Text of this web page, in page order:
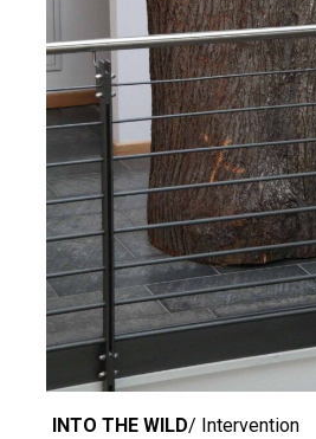
INTO THE WILD/ Intervention